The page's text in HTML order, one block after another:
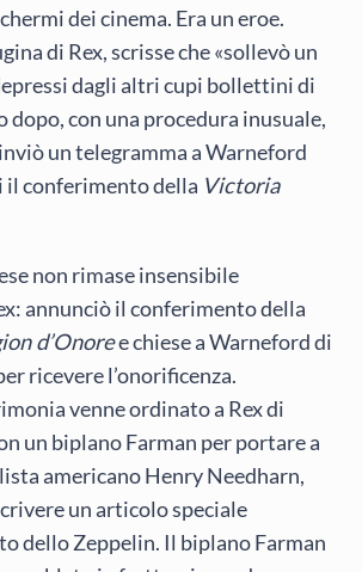
dei cinema. Era un eroe.
di Rex, scrisse che «sollevò un
dagli altri cupi bollettini di
dopo, con una procedura inusuale,
un telegramma a Warneford
il conferimento della Victoria
non rimase insensibile
annunciò il conferimento della
d’Onoree chiese a Warneford di
ricevere l’onorificenza.
venne ordinato a Rex di
un biplano Farman per portare a
americano Henry Needharn,
un articolo speciale
dello Zeppelin. Il biplano Farman